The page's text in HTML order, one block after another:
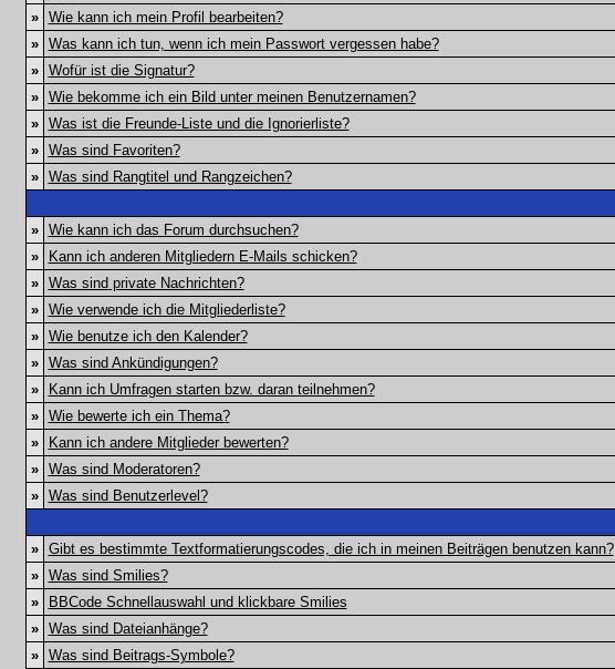
»
Wie kann ich mein Profil bearbeiten?
»
Was kann ich tun, wenn ich mein Passwort vergessen habe?
»
Wofür ist die Signatur?
»
Wie bekomme ich ein Bild unter meinen Benutzernamen?
»
Was ist die Freunde-Liste und die Ignorierliste?
»
Was sind Favoriten?
»
Was sind Rangtitel und Rangzeichen?
»
Wie kann ich das Forum durchsuchen?
»
Kann ich anderen Mitgliedern E-Mails schicken?
»
Was sind private Nachrichten?
»
Wie verwende ich die Mitgliederliste?
»
Wie benutze ich den Kalender?
»
Was sind Ankündigungen?
»
Kann ich Umfragen starten bzw. daran teilnehmen?
»
Wie bewerte ich ein Thema?
»
Kann ich andere Mitglieder bewerten?
»
Was sind Moderatoren?
»
Was sind Benutzerlevel?
»
Gibt es bestimmte Textformatierungscodes, die ich in meinen Beiträgen benutzen kann?
»
Was sind Smilies?
»
BBCode Schnellauswahl und klickbare Smilies
»
Was sind Dateianhänge?
»
Was sind Beitrags-Symbole?